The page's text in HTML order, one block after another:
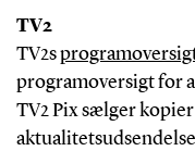
TV2
TV2s
programoversigt for
TV2 Pix sælger